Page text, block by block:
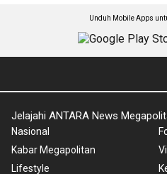
Unduh Mobile Apps
Jelajahi ANTARA News
Nasional
Kabar Megapolitan
Lifestyle